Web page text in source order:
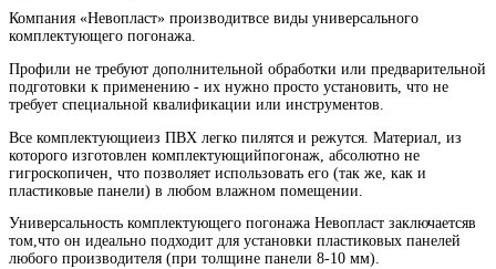
Компания «Невопласт» производитвсе виды универсального
комплектующего погонажа.
Профили не требуют дополнительной обработки или предварительной
подготовки к применению - их нужно просто установить, что не
требует специальной квалификации или инструментов.
Все комплектующиеиз ПВХ легко пилятся и режутся. Материал, из
которого изготовлен комплектующийпогонаж, абсолютно не
гигроскопичен, что позволяет использовать его (так же, как и
пластиковые панели) в любом влажном помещении.
Универсальность комплектующего погонажа Невопласт заключаетсяв
том,что он идеально подходит для установки пластиковых панелей
любого производителя (при толщине панели 8-10 мм).